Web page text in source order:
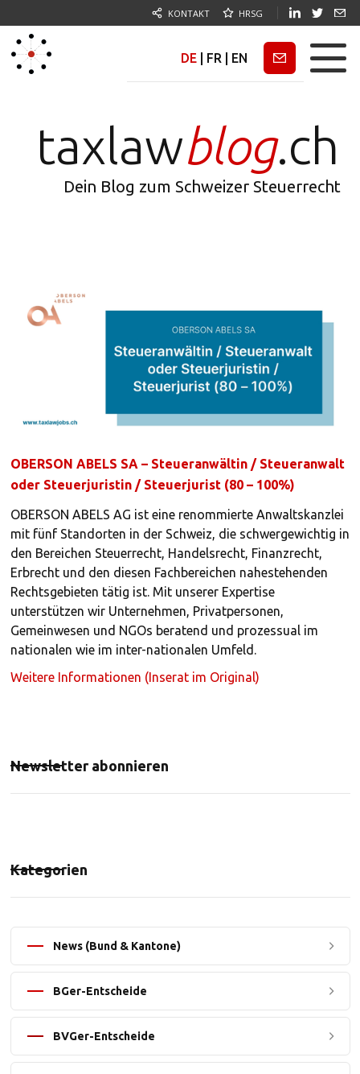
KONTAKT HRSG
DE FR EN Newsletter
taxlawblog.ch
Dein Blog zum Schweizer Steuerrecht
OBERSON ABELS SA – Steueranwältin / Steueranwalt
oder Steuerjuristin / Steuerjurist (80 – 100%)
OBERSON ABELS AG ist eine renommierte Anwaltskanzlei
mit fünf Standorten in der Schweiz, die schwergewichtig in
den Bereichen Steuerrecht, Handelsrecht, Finanzrecht,
Erbrecht und den diesen Fachbereichen nahestehenden
Rechtsgebieten tätig ist. Mit unserer Expertise
unterstützen wir Unternehmen, Privatpersonen,
Gemeinwesen und NGOs beratend und prozessual im
nationalen wie im inter-nationalen Umfeld.
Weitere Informationen (Inserat im Original)
Newsletter abonnieren
Kategorien
News (Bund & Kantone)
BGer-Entscheide
BVGer-Entscheide